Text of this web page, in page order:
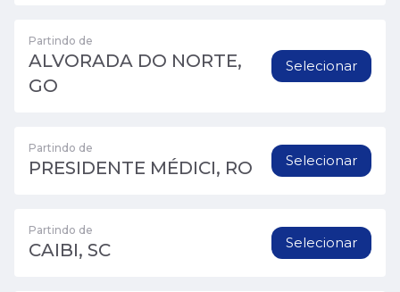
Partindo de
ALVORADA DO NORTE,
GO
Selecionar
Partindo de
PRESIDENTE MÉDICI, RO Selecionar
Partindo de
CAIBI, SC Selecionar